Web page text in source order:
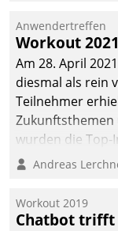
Cloud-Strategien
Lösungen mit
Anwendertreffen
Workout
Am 28. April
diesmal als rein
Teilnehmer
Zukunftsthemen
wurden die Top-
Andreas
Workout 2019
Chatbot trifft